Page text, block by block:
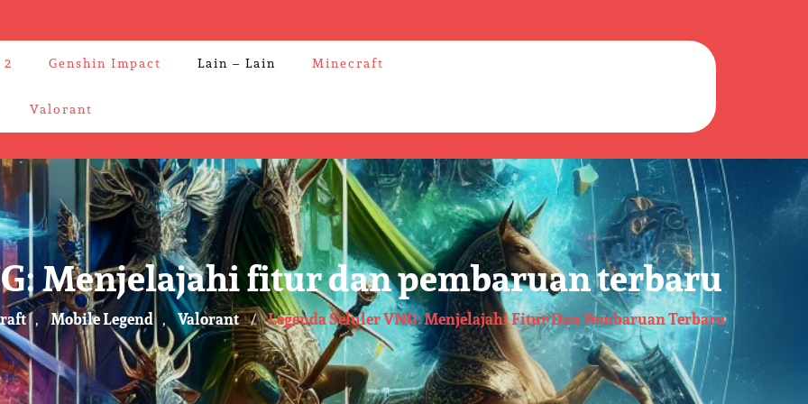
Genshin Impact Lain – Lain Minecraft
Valorant
Menjelajahi fitur dan pembaruan terbaru
, Mobile Legend , Valorant / Legenda Seluler VNG: Menjelajahi Fitur Dan Pembaruan Terbaru